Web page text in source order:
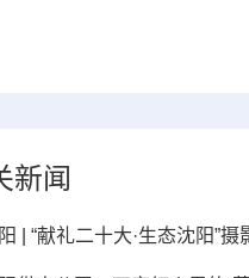
新闻
| “献礼二十大·生态沈阳”